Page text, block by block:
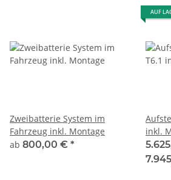
Zweibatterie System im
Fahrzeug inkl. Montage
ab 800,00 € *
AUF
inkl.